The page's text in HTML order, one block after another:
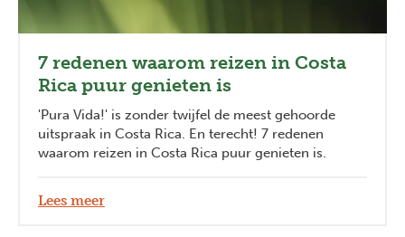
7 redenen waarom reizen in Costa
Rica puur genieten is
'Pura Vida!' is zonder twijfel de meest gehoorde
uitspraak in Costa Rica. En terecht! 7 redenen
waarom reizen in Costa Rica puur genieten is.
Lees meer